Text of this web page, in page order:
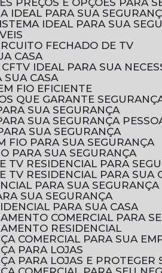
PREÇOS E OPÇÕES PARA
IDEAL PARA SUA
IDEAL PARA SUA
FECHADO DE TV
CASA
IDEAL PARA SUA
SUA CASA
FIO EFICIENTE
QUE GARANTE
SUA SEGURANÇA
SUA SEGURANÇA
SUA SEGURANÇA
FIO PARA SUA SEGURANÇA
PARA SUA SEGURANÇA
TV RESIDENCIAL PARA
TV RESIDENCIAL PARA SUA
PARA SUA SEGURANÇA
SUA SEGURANÇA
PARA SUA CASA
COMERCIAL PARA
RESIDENCIAL
COMERCIAL PARA SUA
PARA LOJAS
PARA LOJAS E PROTEGER